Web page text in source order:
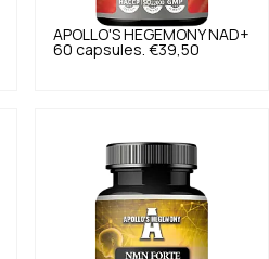
APOLLO'S HEGEMONY NAD+
60 capsules. €39,50